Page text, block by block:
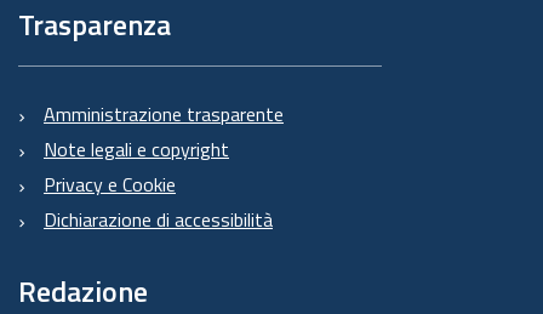
Trasparenza
Amministrazione trasparente
Note legali e copyright
Privacy e Cookie
Dichiarazione di accessibilità
Redazione